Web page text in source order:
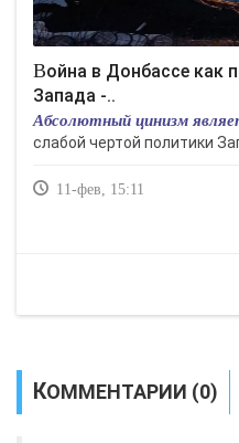
Война в Донбассе как пропагандистская ошибка
Запада -..
Абсолютный цинизм
слабой чертой политики
11-фев, 15:11
КОММЕНТАРИИ (0)